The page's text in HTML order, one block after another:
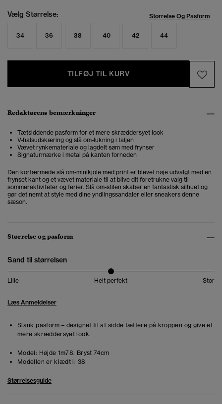
Vælg Størrelse: Størrelse Og Pasform
34 36 38 40 42 44
TILFØJ TIL KURV
Redaktørens bemærkninger
Tætsiddende pasform for et mere skræddersyet look
V-halsudskæring og slå om-lukning i taljen
Vævet rynkemateriale og lagdelt søm med frynser
Signaturmærke i metal på kanten forneden
Den kortærmede slå om-minikjole med print er blevet nøje udvalgt med en
frynset kant og et vævet materiale til at blive dit foretrukne valg til
sommeraktiviteter og ferier. Slå om-stilen skaber en fantastisk silhuet og
gør det nemt at style med dine yndlingssandaler eller sneakers denne
sæson.
Størrelse og pasform
Sand til størrelsen
Lille Helt perfekt Stor
Læs Anmeldelser
Slank pasform – designet til at sidde tættere på kroppen og give et
mere skræddersyet look.
Model: Højde 1m78. Bryst 74cm
Modellen er klædt i: 38
Størrelsesguide